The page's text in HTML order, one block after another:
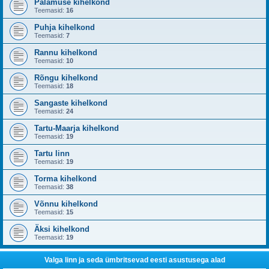
Palamuse kihelkond
Teemasid: 16
Puhja kihelkond
Teemasid: 7
Rannu kihelkond
Teemasid: 10
Rõngu kihelkond
Teemasid: 18
Sangaste kihelkond
Teemasid: 24
Tartu-Maarja kihelkond
Teemasid: 19
Tartu linn
Teemasid: 19
Torma kihelkond
Teemasid: 38
Võnnu kihelkond
Teemasid: 15
Äksi kihelkond
Teemasid: 19
Valga linn ja seda ümbritsevad eesti asustusega alad